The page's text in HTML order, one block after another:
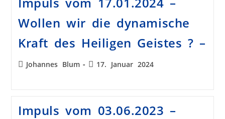
Wollen wir die dynamische
Kraft des Heiligen Geistes ? –
Johannes Blum 17. Januar 2024
Impuls vom 03.06.2023 –